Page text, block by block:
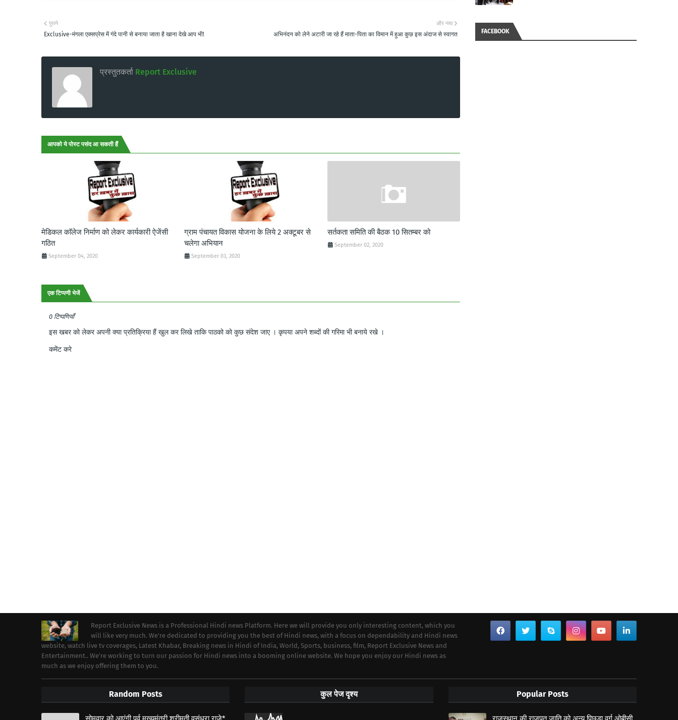
और नया
अभिनंदन को लेने अटारी जा रहे हैं माता-पिता का विमान में हुआ कुछ इस अंदाज से स्वागत
पुराने
Exclusive-मंगला एक्सप्रेस में गंदे पानी से बनाया जाता है खाना देखे आप भी!
प्रस्तुतकर्ता Report Exclusive
आपको ये पोस्ट पसंद आ सकती हैं
मेडिकल काॅलेज निर्माण को लेकर कार्यकारी ऐजेंसी
गठित
September 04, 2020
ग्राम पंचायत विकास योजना के लिये 2 अक्टूबर से
चलेगा अभियान
September 03, 2020
सर्तकता समिति की बैठक 10 सितम्बर को
September 02, 2020
एक टिप्पणी भेजें
0 टिप्पणियाँ
इस खबर को लेकर अपनी क्या प्रतिक्रिया हैं खुल कर लिखे ताकि पाठको को कुछ संदेश जाए । कृपया अपने शब्दों की गरिमा भी बनाये रखे ।
कमेंट करे
FACEBOOK
Report Exclusive News is a Professional Hindi news Platform. Here we will provide you only interesting content, which you
will like very much. We're dedicated to providing you the best of Hindi news, with a focus on dependability and Hindi news
website, watch live tv coverages, Latest Khabar, Breaking news in Hindi of India, World, Sports, business, film, Report Exclusive News and
Entertainment.. We're working to turn our passion for Hindi news into a booming online website. We hope you enjoy our Hindi news as
much as we enjoy offering them to you.
Random Posts कुल पेज दृश्य Popular Posts